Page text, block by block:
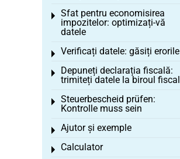
Sfat pentru economisirea
impozitelor: optimizați-vă
datele
Toggle menu
Verificați datele: găsiți erorile
Toggle menu
Depuneți declarația fiscală:
trimiteți datele la biroul fiscal
Toggle menu
Steuerbescheid prüfen:
Kontrolle muss sein
Toggle menu
Ajutor și exemple
Toggle menu
Calculator
Toggle menu